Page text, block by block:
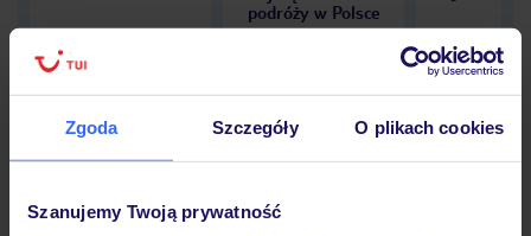
Zgoda Szczegóły O plikach cookies
Szanujemy Twoją prywatność
podróży w Polsce
Hotel